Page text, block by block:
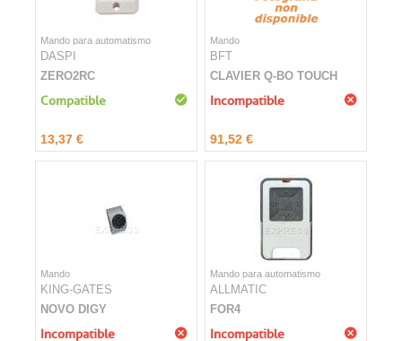
Mando para automatismo
DASPI
ZERO2RC
Compatible
13,37 €
Mando
BFT
CLAVIER Q-BO TOUCH
Incompatible
91,52 €
Mando
KING-GATES
NOVO DIGY
Incompatible
Mando para automatismo
ALLMATIC
FOR4
Incompatible